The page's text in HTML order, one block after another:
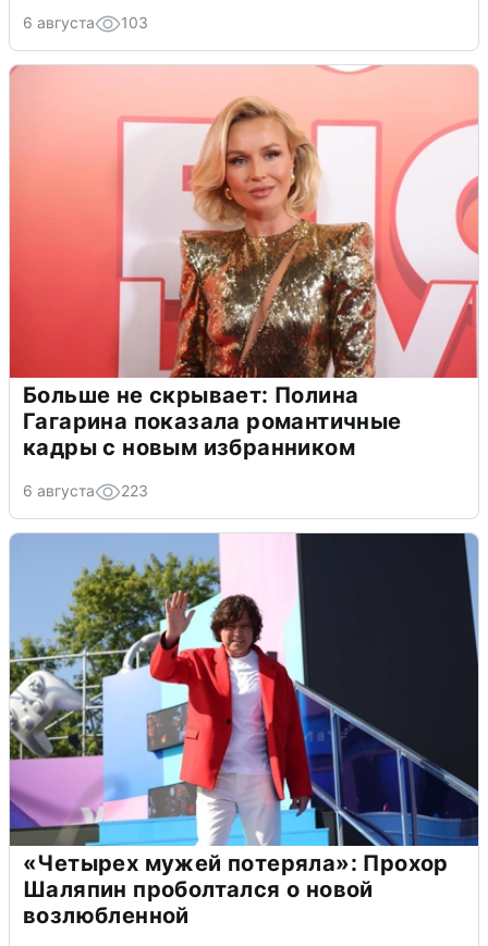
6 августа 103
Больше не скрывает: Полина
Гагарина показала романтичные
кадры с новым избранником
6 августа 223
«Четырех мужей потеряла»: Прохор
Шаляпин проболтался о новой
возлюбленной